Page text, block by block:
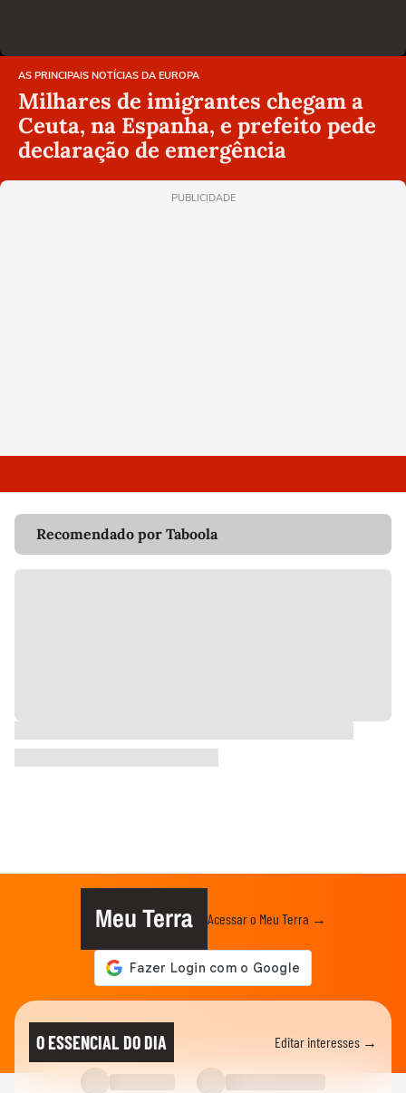
AS PRINCIPAIS NOTÍCIAS DA EUROPA
Milhares de imigrantes chegam a
Ceuta, na Espanha, e prefeito pede
declaração de emergência
PUBLICIDADE
Recomendado por Taboola
Meu Terra Acessar o Meu Terra →
O ESSENCIAL DO DIA Editar interesses →